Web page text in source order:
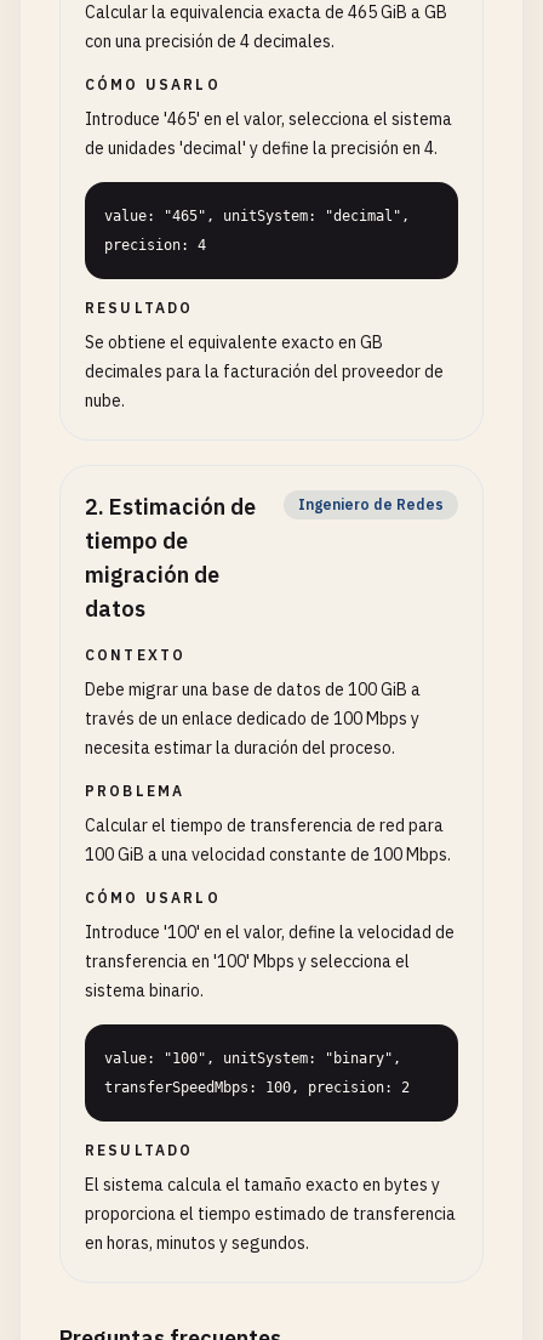
Calcular la equivalencia exacta de 465 GiB a GB
con una precisión de 4 decimales.
CÓMO USARLO
Introduce '465' en el valor, selecciona el sistema
de unidades 'decimal' y define la precisión en 4.
value: "465", unitSystem: "decimal",
precision: 4
RESULTADO
Se obtiene el equivalente exacto en GB
decimales para la facturación del proveedor de
nube.
2. Estimación de
tiempo de
migración de
datos
Ingeniero de Redes
CONTEXTO
Debe migrar una base de datos de 100 GiB a
través de un enlace dedicado de 100 Mbps y
necesita estimar la duración del proceso.
PROBLEMA
Calcular el tiempo de transferencia de red para
100 GiB a una velocidad constante de 100 Mbps.
CÓMO USARLO
Introduce '100' en el valor, define la velocidad de
transferencia en '100' Mbps y selecciona el
sistema binario.
value: "100", unitSystem: "binary",
transferSpeedMbps: 100, precision: 2
RESULTADO
El sistema calcula el tamaño exacto en bytes y
proporciona el tiempo estimado de transferencia
en horas, minutos y segundos.